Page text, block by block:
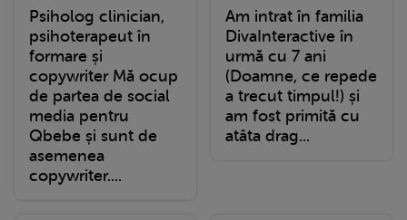
Psiholog clinician,
psihoterapeut în
formare și
copywriter Mă ocup
de partea de social
media pentru
Qbebe și sunt de
asemenea
copywriter....
Am intrat în familia
DivaInteractive în
urmă cu 7 ani
(Doamne, ce repede
a trecut timpul!) și
am fost primită cu
atâta drag...